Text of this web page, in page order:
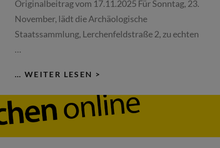
Originalbeitrag vom 17.11.2025 Für Sonntag, 23.
November, lädt die Archäologische
Staatssammlung, Lerchenfeldstraße 2, zu echten
…
… WEITER LESEN >
LIVE
ERLEBEN